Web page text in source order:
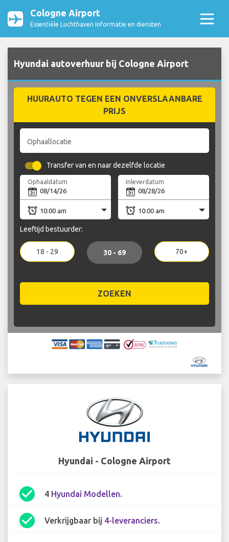
Cologne Airport
Essentiële Luchthaven Informatie en diensten
Hyundai autoverhuur bij Cologne Airport
HUURAUTO TEGEN EEN ONVERSLAANBARE
PRIJS
Ophaallocatie
Transfer van en naar dezelfde locatie
Ophaaldatum Inleverdatum
Leeftijd bestuurder:
18 - 29 30 - 69 70+
ZOEKEN
Hyundai - Cologne Airport
check_circle 4 Hyundai Modellen.
check_circle Verkrijgbaar bij 4-leveranciers.